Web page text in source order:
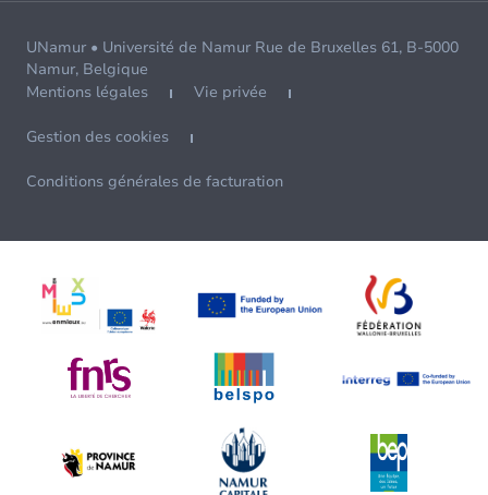
UNamur • Université de Namur Rue de Bruxelles 61, B-5000
Namur, Belgique
Mentions légales
Vie privée
Gestion des cookies
Conditions générales de facturation